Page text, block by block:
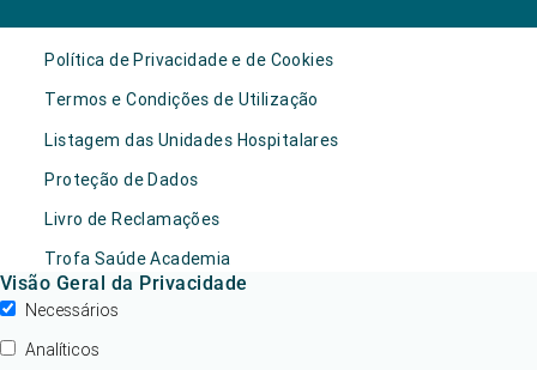
Política de Privacidade e de Cookies
Termos e Condições de Utilização
Listagem das Unidades Hospitalares
Proteção de Dados
Livro de Reclamações
Trofa Saúde Academia
Visão Geral da Privacidade
Necessários
Analíticos